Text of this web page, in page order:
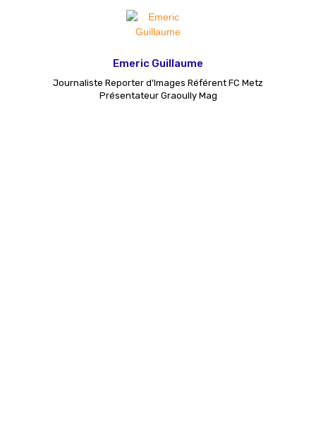
Emeric Guillaume
Journaliste Reporter d'Images Référent FC Metz
Présentateur Graoully Mag